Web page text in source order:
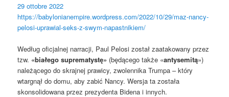
29 ottobre 2022
https://babylonianempire.wordpress.com/2022/10/29/maz-nancy-
pelosi-uprawial-seks-z-swym-napastnikiem/
Według oficjalnej narracji, Paul Pelosi został zaatakowany przez
tzw. «białego suprematystę» (będącego także «antysemitą»)
należącego do skrajnej prawicy, zwolennika Trumpa – który
wtargnął do domu, aby zabić Nancy. Wersja ta została
skonsolidowana przez prezydenta Bidena i innych.